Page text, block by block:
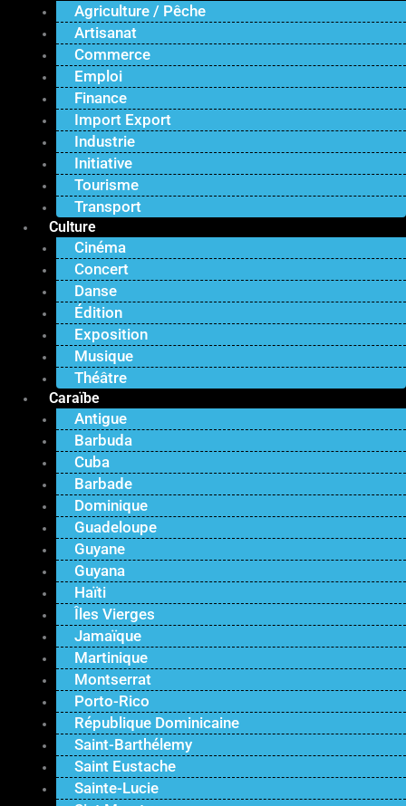
Agriculture / Pêche
Artisanat
Commerce
Emploi
Finance
Import Export
Industrie
Initiative
Tourisme
Transport
Culture
Cinéma
Concert
Danse
Édition
Exposition
Musique
Théâtre
Caraïbe
Antigue
Barbuda
Cuba
Barbade
Dominique
Guadeloupe
Guyane
Guyana
Haïti
Îles Vierges
Jamaïque
Martinique
Montserrat
Porto-Rico
République Dominicaine
Saint-Barthélemy
Saint Eustache
Sainte-Lucie